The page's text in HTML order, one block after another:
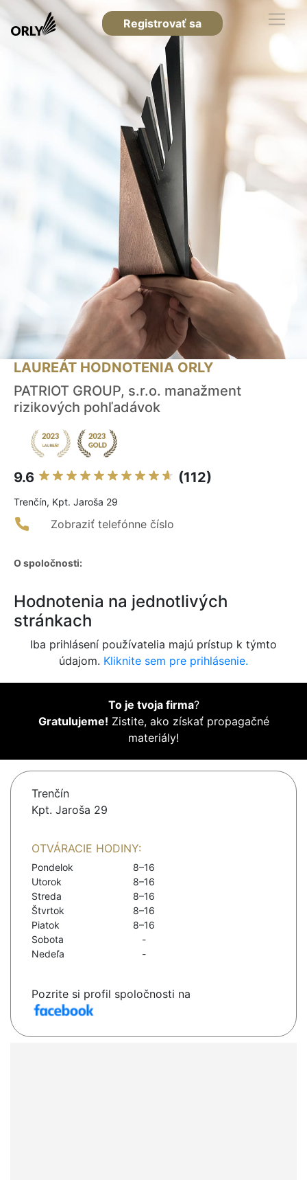
Registrovať sa
LAUREÁT HODNOTENIA ORLY
PATRIOT GROUP, s.r.o. manažment
rizikových pohľadávok
9.6 (112)
Trenčín, Kpt. Jaroša 29
Zobraziť telefónne číslo
O spoločnosti:
Hodnotenia na jednotlivých
stránkach
Iba prihlásení používatelia majú prístup k týmto
údajom. Kliknite sem pre prihlásenie.
To je tvoja firma?
Gratulujeme! Zistite, ako získať propagačné
materiály!
Trenčín
Kpt. Jaroša 29
OTVÁRACIE HODINY:
Pondelok
8–16
Utorok
8–16
Streda
8–16
Štvrtok
8–16
Piatok
8–16
Sobota
-
Nedeľa
-
Pozrite si profil spoločnosti na